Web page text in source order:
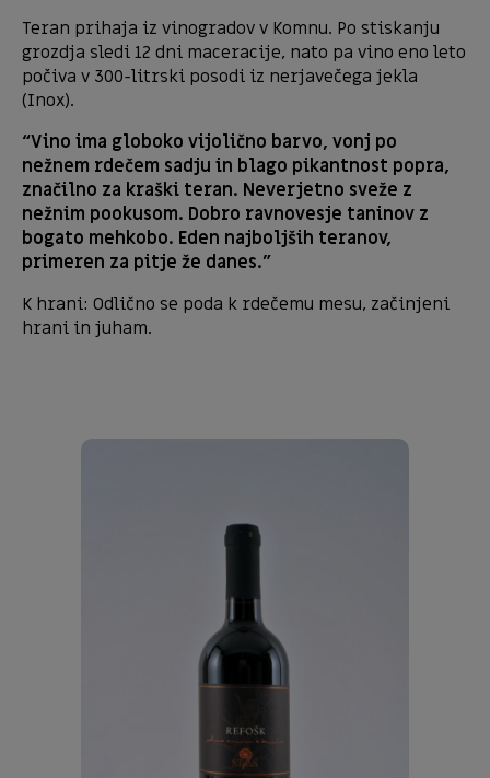
Teran prihaja iz vinogradov v Komnu. Po stiskanju
grozdja sledi 12 dni maceracije, nato pa vino eno leto
počiva v 300-litrski posodi iz nerjavečega jekla
(Inox).
“Vino ima globoko vijolično barvo, vonj po
nežnem rdečem sadju in blago pikantnost popra,
značilno za kraški teran. Neverjetno sveže z
nežnim pookusom. Dobro ravnovesje taninov z
bogato mehkobo. Eden najboljših teranov,
primeren za pitje že danes.”
K hrani: Odlično se poda k rdečemu mesu, začinjeni
hrani in juham.